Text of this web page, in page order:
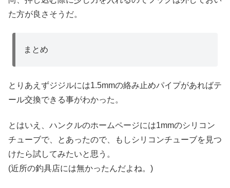
た方が良さそうだ。
まとめ
とりあえずジジルには1.5mmの絡み止めパイプがあればテ
ール交換できる事がわかった。
とはいえ、ハンクルのホームページには1mmのシリコン
チューブで、とあったので、もしシリコンチューブを見つ
けたら試してみたいと思う。
(近所の釣具店には無かったんだよね。)